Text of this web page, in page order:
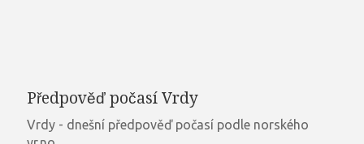
Předpověď počasí Vrdy
Vrdy - dnešní předpověď počasí podle norského